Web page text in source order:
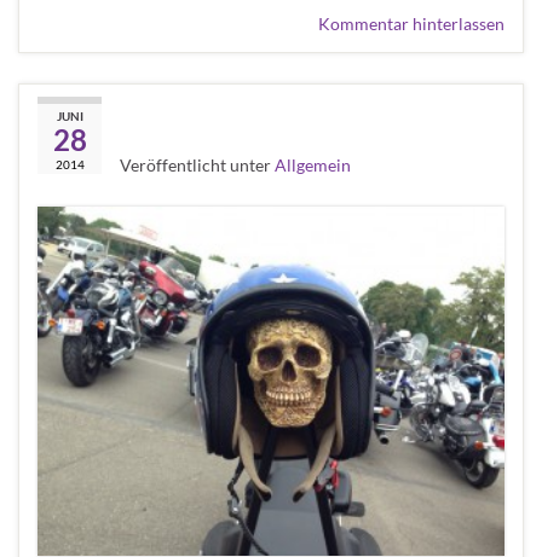
Kommentar hinterlassen
JUNI
28
2014 Veröffentlicht unterAllgemein